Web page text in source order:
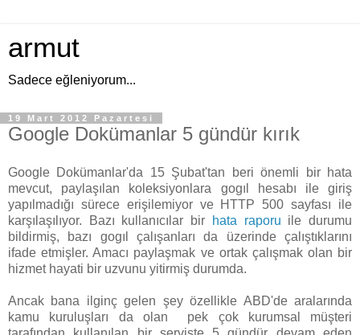
armut
Sadece eğleniyorum...
19 Mart 2012 Pazartesi
Google Dokümanlar 5 gündür kırık
Google Dokümanlar'da 15 Şubat'tan beri önemli bir hata
mevcut, paylaşılan koleksiyonlara gogıl hesabı ile giriş
yapılmadığı sürece erişilemiyor ve HTTP 500 sayfası ile
karşılaşılıyor. Bazı kullanıcılar bir
hata raporu ile durumu
bildirmiş, bazı gogıl çalışanları da üzerinde çalıştıklarını
ifade etmişler. Amacı paylaşmak ve ortak çalışmak olan bir
hizmet hayati bir uzvunu yitirmiş durumda.
Ancak bana ilginç gelen şey özellikle ABD'de aralarında
kamu kuruluşları da olan pek çok kurumsal müşteri